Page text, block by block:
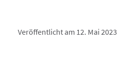
Veröffentlicht am 12. Mai 2023